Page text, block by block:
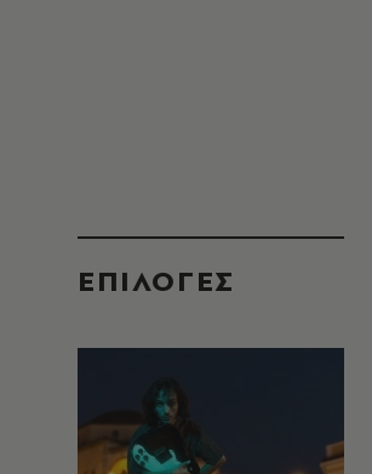
EΠΙΛΟΓΈΣ